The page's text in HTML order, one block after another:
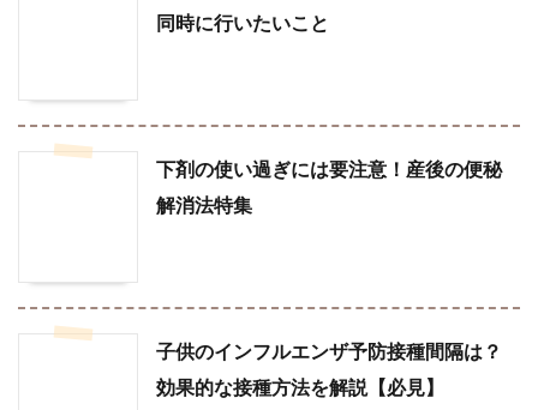
同時に行いたいこと
下剤の使い過ぎには要注意！産後の便秘
解消法特集
子供のインフルエンザ予防接種間隔は？
効果的な接種方法を解説【必見】